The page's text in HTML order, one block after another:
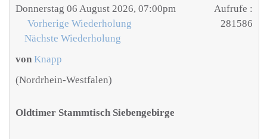
Donnerstag 06 August 2026, 07:00pm
Vorherige Wiederholung
Nächste Wiederholung
Aufrufe :
281586
von Knapp
(Nordrhein-Westfalen)
Oldtimer Stammtisch Siebengebirge